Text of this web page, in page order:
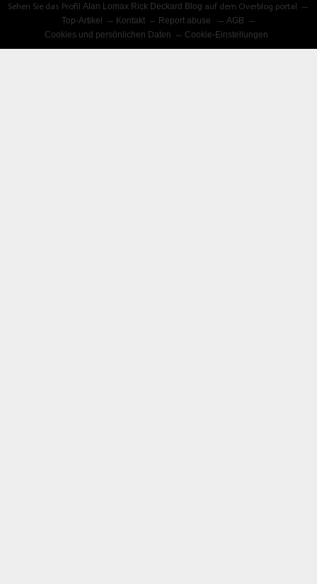
Sehen Sie das ProfilAlan Lomax Rick Deckard Blog auf dem Overblog portal
Top-Artikel
Kontakt Report abuse
AGB
Cookies und persönlichen Daten
Cookie-Einstellungen